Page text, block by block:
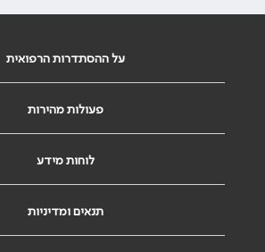
על ההסתדרות הרפואית
פעולות מהירות
לוחות מידע
תנאים ומדיניות